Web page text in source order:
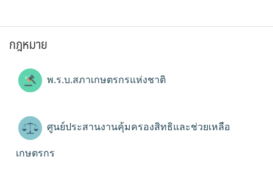
กฎหมาย
พ.ร.บ.สภาเกษตรกรแห่งชาติ
ศูนย์ประสานงานคุ้มครองสิทธิและช่วยเหลือ
เกษตรกร